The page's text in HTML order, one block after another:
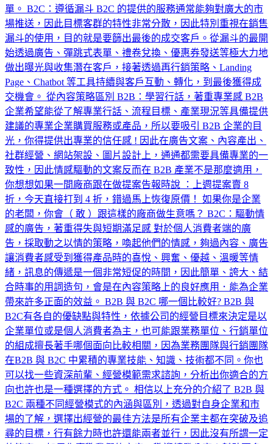
單。 B2C：遵循漏斗 B2C 的提供的服務通常能夠對廣大的市
場推送，因此目標客群的特性非常分散，因此特別重視在銷售
漏斗的使用，目的就是要篩出最後的成交客戶。從漏斗的最開
始透過廣告、彈跳式表單、禮卷兌換、優惠券發送等極大力地
做出曝光與收集潛在客戶，接著透過再行銷策略、Landing
Page、Chatbot 等工具持續與客戶互動、轉化，到最後獲得成
交機會。 從內容策略區別 B2B：學習行話，著重專業感 B2B
企業希望能從了解專業行話、流程目標、產業現況等具備提供
建議的專業企業購買服務或產品，所以要吸引 B2B 企業的目
光，你得提供出專業的信任感 ! 因此在廣告文案、內容產出、
社群經營、網站架設、圖片設計上，通通都需要具備專業的一
致性，因此情感驅動的文案反而在 B2B 產業不是那麼適用，
你想想如果一間廠商跟在做提案告報時說 ：上週提案賣 8
折，今天直接打到 4 折，錯過馬上恢復原價！ 如果你是企業
的老闆，你會（ 敢 ）跟這樣的廠商做生意嗎？ B2C：驅動情
感的廣告，著重得失與短期滿足感 對於個人消費者端的廣
告，採取動之以情的策略，喚起他們的情感，夠過內容、廣告
讓消費者感受到獲得產品時的喜悅、興奮、優越、溫暖等情
緒，訊息的傳遞是一個非常短促的時間，因此簡單、誇大、結
合時事的用詞造句，會是在內容策略上的良好應用．能為企業
帶來許多正面的效益。 B2B 與 B2C 哪一個比較好? B2B 與
B2C有各自的優缺點與特性，依據公司的經營目標來決定是以
企業單位或是個人消費者為主，也可能跟業務單位、行銷單位
的組成擅長著手哪個面向比較相關，因為業務團隊與行銷團隊
在B2B 與 B2C 中累積的專業技能、知識、技術都不同。你也
可以找一些資深前輩、經營模範需求諮詢，分析出你適合的方
向也許也是一種選擇的方式。 相信以上充分的介紹了 B2B 與
B2C 兩種不同經營模式的內涵與區別，透過對自身企業和市
場的了解，選擇出經營的最佳方法是所有企業主都在突破及追
尋的目標，行有餘力時也許還能兩者並行，因此沒有所謂一定